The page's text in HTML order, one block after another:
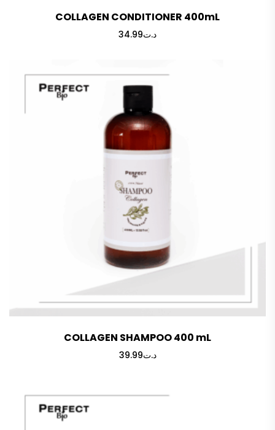
COLLAGEN CONDITIONER 400mL
د.ت34.99
COLLAGEN SHAMPOO 400 mL
د.ت39.99